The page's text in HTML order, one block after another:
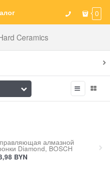
0
Ceramics
алмазной
Diamond, BOSCH
BYN